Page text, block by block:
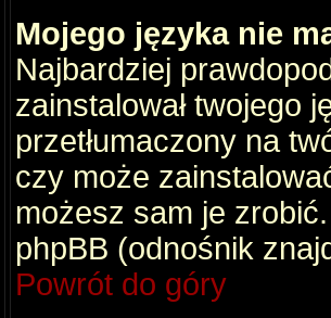
Mojego języka nie
Najbardziej
zainstalował twojego
przetłumaczony na
czy może
możesz sam je
phpBB (odnośnik
Powrót do góry